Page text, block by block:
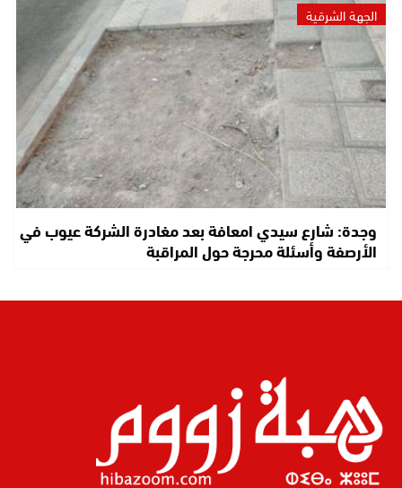
الجهة الشرقية
وجدة: شارع سيدي امعافة بعد مغادرة الشركة عيوب في
الأرصفة وأسئلة محرجة حول المراقبة